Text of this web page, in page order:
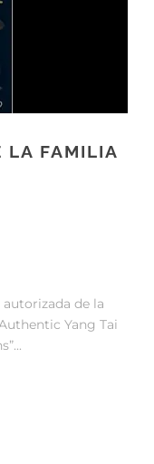
LA FAMILIA
de la
Yang Tai